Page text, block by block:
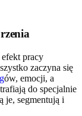
pracy
zaczyna się
ów, emocji, a
do specjalnie
je, segmentują i